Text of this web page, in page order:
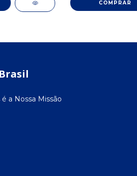
a Nossa Missão